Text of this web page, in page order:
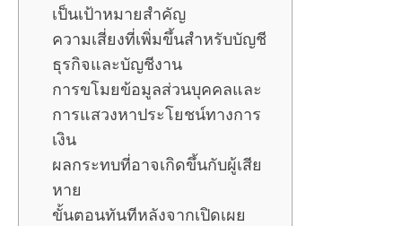
เป็นเป้าหมายสำคัญ
ความเสี่ยงที่เพิ่มขึ้นสำหรับบัญชี
ธุรกิจและบัญชีงาน
การขโมยข้อมูลส่วนบุคคลและ
การแสวงหาประโยชน์ทางการ
เงิน
ผลกระทบที่อาจเกิดขึ้นกับผู้เสีย
หาย
ขั้นตอนทันทีหลังจากเปิดเผย